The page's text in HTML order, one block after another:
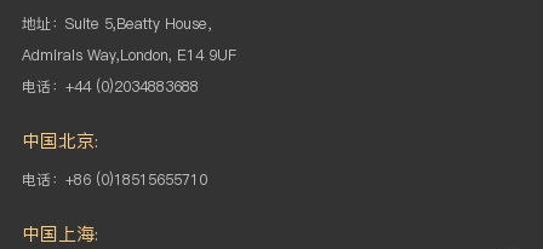
地址：Suite 5,Beatty House，
Admirals Way,London, E14 9UF
电话：+44 (0)2034883688
中国北京:
电话：+86 (0)18515655710
中国上海: